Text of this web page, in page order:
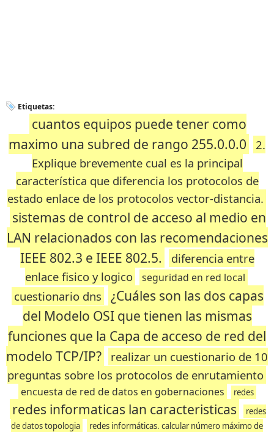
Etiquetas:
cuantos equipos puede tener como
maximo una subred de rango 255.0.0.0
2.
Explique brevemente cual es la principal
característica que diferencia los protocolos de
estado enlace de los protocolos vector-distancia.
sistemas de control de acceso al medio en
LAN relacionados con las recomendaciones
IEEE 802.3 e IEEE 802.5.
diferencia entre
enlace fisico y logico
seguridad en red local
cuestionario dns
¿Cuáles son las dos capas
del Modelo OSI que tienen las mismas
funciones que la Capa de acceso de red del
modelo TCP/IP?
realizar un cuestionario de 10
preguntas sobre los protocolos de enrutamiento
encuesta de red de datos en gobernaciones redes
redes informaticas lan caracteristicas
redes
de datos topologia
redes informáticas. calcular número máximo de